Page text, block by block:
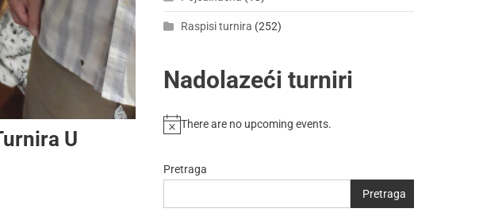
U
Raspisi turnira (252)
Nadolazeći turniri
There are no upcoming events.
Pretraga
Pretraga